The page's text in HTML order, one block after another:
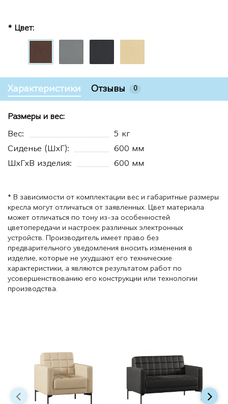
* Цвет:
Характеристики Отзывы 0
Размеры и вес:
Вес:
5 кг
Сиденье (ШхГ):
600 мм
ШхГхВ изделия:
600 мм
* В зависимости от комплектации вес и габаритные размеры
кресла могут отличаться от заявленных. Цвет материала
может отличаться по тону из-за особенностей
цветопередачи и настроек различных электронных
устройств. Производитель имеет право без
предварительного уведомления вносить изменения в
изделие, которые не ухудшают его технические
характеристики, а являются результатом работ по
усовершенствованию его конструкции или технологии
производства.